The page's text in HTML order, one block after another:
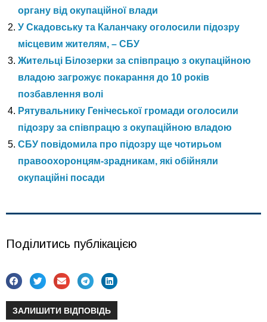
органу від окупаційної влади
У Скадовську та Каланчаку оголосили підозру
місцевим жителям, – СБУ
Жительці Білозерки за співпрацю з окупаційною
владою загрожує покарання до 10 років
позбавлення волі
Рятувальнику Генічеської громади оголосили
підозру за співпрацю з окупаційною владою
СБУ повідомила про підозру ще чотирьом
правоохоронцям-зрадникам, які обійняли
окупаційні посади
Поділитись публікацією
ЗАЛИШИТИ ВІДПОВІДЬ